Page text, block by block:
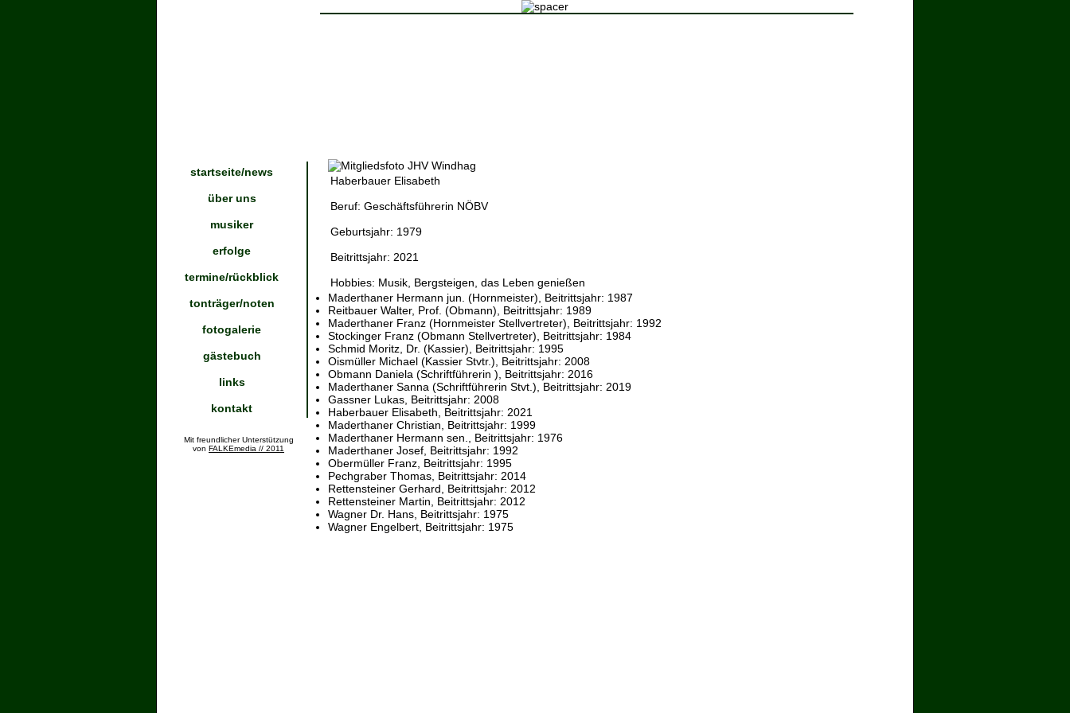
startseite/news
über uns
musiker
erfolge
termine/rückblick
tonträger/noten
fotogalerie
gästebuch
links
kontakt
Mit freundlicher Unterstützung
von FALKEmedia // 2011
Haberbauer Elisabeth
Beruf: Geschäftsführerin NÖBV
Geburtsjahr: 1979
Beitrittsjahr: 2021
Hobbies: Musik, Bergsteigen, das Leben genießen
Maderthaner Hermann jun. (Hornmeister) , Beitrittsjahr: 1987
Reitbauer Walter, Prof. (Obmann) , Beitrittsjahr: 1989
Maderthaner Franz (Hornmeister Stellvertreter) , Beitrittsjahr: 1992
Stockinger Franz (Obmann Stellvertreter) , Beitrittsjahr: 1984
Schmid Moritz, Dr. (Kassier) , Beitrittsjahr: 1995
Oismüller Michael (Kassier Stvtr.) , Beitrittsjahr: 2008
Obmann Daniela (Schriftführerin ) , Beitrittsjahr: 2016
Maderthaner Sanna (Schriftführerin Stvt.) , Beitrittsjahr: 2019
Gassner Lukas , Beitrittsjahr: 2008
Haberbauer Elisabeth , Beitrittsjahr: 2021
Maderthaner Christian , Beitrittsjahr: 1999
Maderthaner Hermann sen.
, Beitrittsjahr: 1976
Maderthaner Josef , Beitrittsjahr: 1992
Obermüller Franz , Beitrittsjahr: 1995
Pechgraber Thomas , Beitrittsjahr: 2014
Rettensteiner Gerhard , Beitrittsjahr: 2012
Rettensteiner Martin , Beitrittsjahr: 2012
Wagner Dr. Hans , Beitrittsjahr: 1975
Wagner Engelbert , Beitrittsjahr: 1975